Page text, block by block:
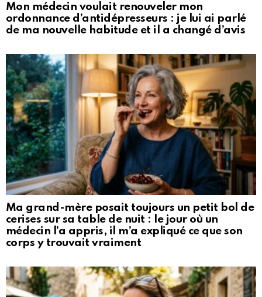
Mon médecin voulait renouveler mon
ordonnance d’antidépresseurs : je lui ai parlé
de ma nouvelle habitude et il a changé d’avis
Ma grand-mère posait toujours un petit bol de
cerises sur sa table de nuit : le jour où un
médecin l’a appris, il m’a expliqué ce que son
corps y trouvait vraiment